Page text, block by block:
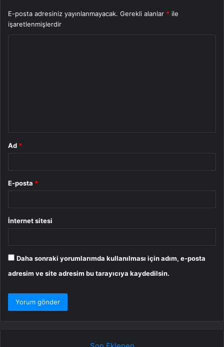
E-posta adresiniz yayınlanmayacak. Gerekli alanlar * ile
işaretlenmişlerdir
Ad *
E-posta *
İnternet sitesi
Daha sonraki yorumlarımda kullanılması için adım, e-posta
adresim ve site adresim bu tarayıcıya kaydedilsin.